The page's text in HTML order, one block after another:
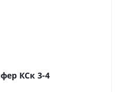
КСк 3-4